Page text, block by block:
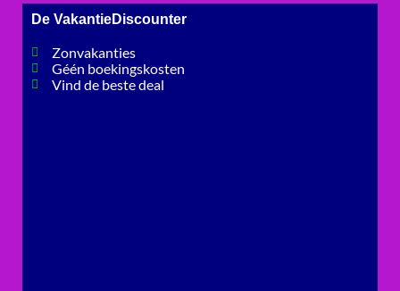
De VakantieDiscounter
Zonvakanties
Géén boekingskosten
Vind de beste deal